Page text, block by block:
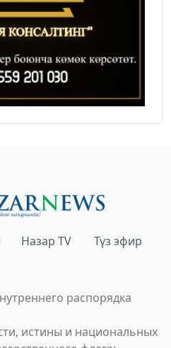
Назар TV Түз эфир
распорядка
истины и национальных